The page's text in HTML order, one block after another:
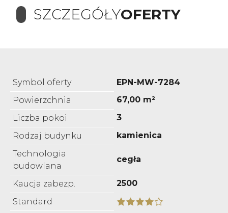
SZCZEGÓŁYOFERTY
Symbol oferty
EPN-MW-7284
Powierzchnia
67,00 m²
Liczba pokoi
3
Rodzaj budynku
kamienica
Technologia
budowlana
cegła
Kaucja zabezp.
2500
Standard